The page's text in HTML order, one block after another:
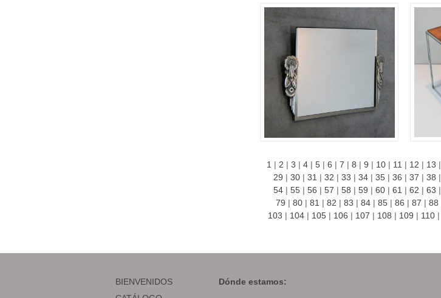
1 | 2 | 3 | 4 | 5 | 6 | 7 | 8 | 9 | 10 | 11 | 12 | 13 |
29 | 30 | 31 | 32 | 33 | 34 | 35 | 36 | 37 | 38 |
54 | 55 | 56 | 57 | 58 | 59 | 60 | 61 | 62 | 63 |
79 | 80 | 81 | 82 | 83 | 84 | 85 | 86 | 87 | 88
103 | 104 | 105 | 106 | 107 | 108 | 109 | 110 |
BIENVENIDOS
Dónde estamos: